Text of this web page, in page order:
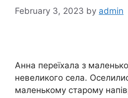
February 3, 2023 by admin
Анна переїхала з
невеликого села.
маленькому старому